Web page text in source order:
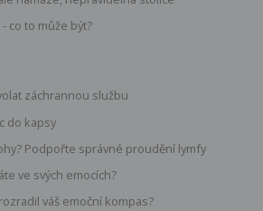
co to může být?
záchrannou službu
do kapsy
Podpořte správné proudění lymfy
ve svých emocích?
váš emoční kompas?